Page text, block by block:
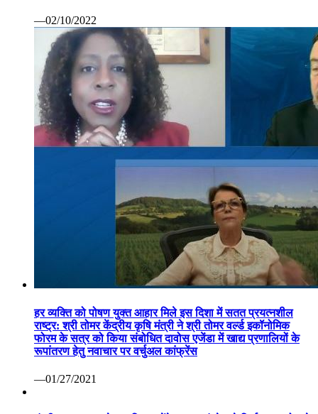
—02/10/2022
हर व्यक्ति को पोषण युक्त आहार मिले इस दिशा में सतत प्रयत्नशील
राष्ट्र: श्री तोमर केंद्रीय कृषि मंत्री ने श्री तोमर वर्ल्ड इकॉनोमिक
फोरम के सत्र को किया संबोधित दावोस एजेंडा में खाद्य प्रणालियों के
रूपांतरण हेतु नवाचार पर वर्चुअल कांफ्रेंस
—01/27/2021